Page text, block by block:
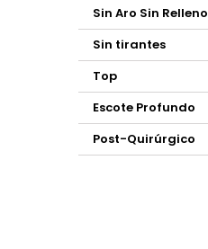
Sin Aro Sin Relleno
Sin tirantes
Top
Escote Profundo
Post-Quirúrgico